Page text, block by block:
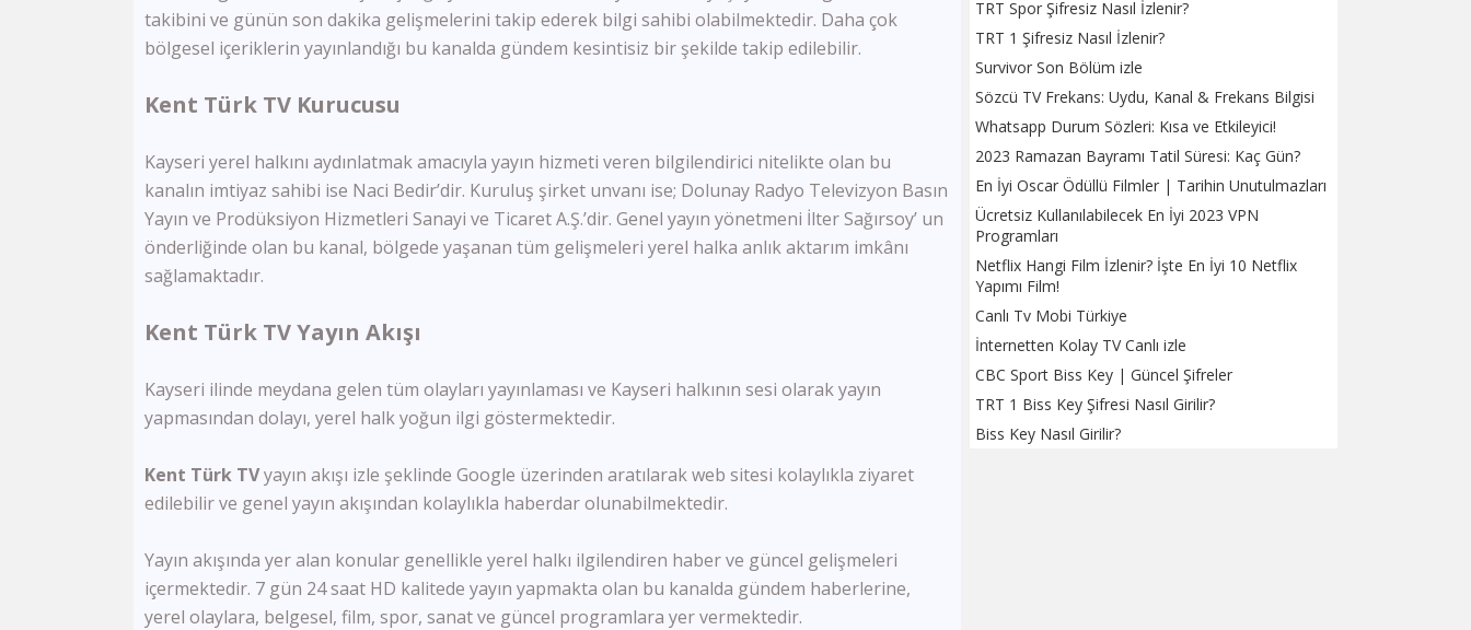
TV100
Sözcü TV
TBMM Tv
Bloomberg HT
A Para
Tele1
TRT Spor
GS Tv
CBC Sport
Sports Tv
TRT Spor Şifresiz Nasıl İzlenir?
TRT 1 Şifresiz Nasıl İzlenir?
Survivor Son Bölüm izle
Sözcü TV Frekans: Uydu, Kanal & Frekans Bilgisi
Whatsapp Durum Sözleri: Kısa ve Etkileyici!
2023 Ramazan Bayramı Tatil Süresi: Kaç Gün?
En İyi Oscar Ödüllü Filmler | Tarihin Unutulmazları
Ücretsiz Kullanılabilecek En İyi 2023 VPN
Programları
Netflix Hangi Film İzlenir? İşte En İyi 10 Netflix
Yapımı Film!
Canlı Tv Mobi Türkiye
İnternetten Kolay TV Canlı izle
CBC Sport Biss Key | Güncel Şifreler
TRT 1 Biss Key Şifresi Nasıl Girilir?
Biss Key Nasıl Girilir?
takibini ve günün son dakika gelişmelerini takip ederek bilgi sahibi olabilmektedir. Daha çok
bölgesel içeriklerin yayınlandığı bu kanalda gündem kesintisiz bir şekilde takip edilebilir.
Kent Türk TV Kurucusu
Kayseri yerel halkını aydınlatmak amacıyla yayın hizmeti veren bilgilendirici nitelikte olan bu
kanalın imtiyaz sahibi ise Naci Bedir’dir. Kuruluş şirket unvanı ise; Dolunay Radyo Televizyon Basın
Yayın ve Prodüksiyon Hizmetleri Sanayi ve Ticaret A.Ş.’dir. Genel yayın yönetmeni İlter Sağırsoy’ un
önderliğinde olan bu kanal, bölgede yaşanan tüm gelişmeleri yerel halka anlık aktarım imkânı
sağlamaktadır.
Kent Türk TV Yayın Akışı
Kayseri ilinde meydana gelen tüm olayları yayınlaması ve Kayseri halkının sesi olarak yayın
yapmasından dolayı, yerel halk yoğun ilgi göstermektedir.
Kent Türk TVyayın akışı izle şeklinde Google üzerinden aratılarak web sitesi kolaylıkla ziyaret
edilebilir ve genel yayın akışından kolaylıkla haberdar olunabilmektedir.
Yayın akışında yer alan konular genellikle yerel halkı ilgilendiren haber ve güncel gelişmeleri
içermektedir. 7 gün 24 saat HD kalitede yayın yapmakta olan bu kanalda gündem haberlerine,
yerel olaylara, belgesel, film, spor, sanat ve güncel programlara yer vermektedir.